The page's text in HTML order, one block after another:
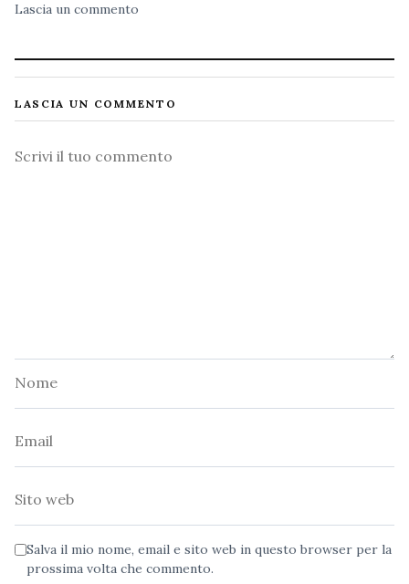
Lascia un commento
LASCIA UN COMMENTO
Commento
Salva il mio nome, email e sito web in questo browser per la
prossima volta che commento.